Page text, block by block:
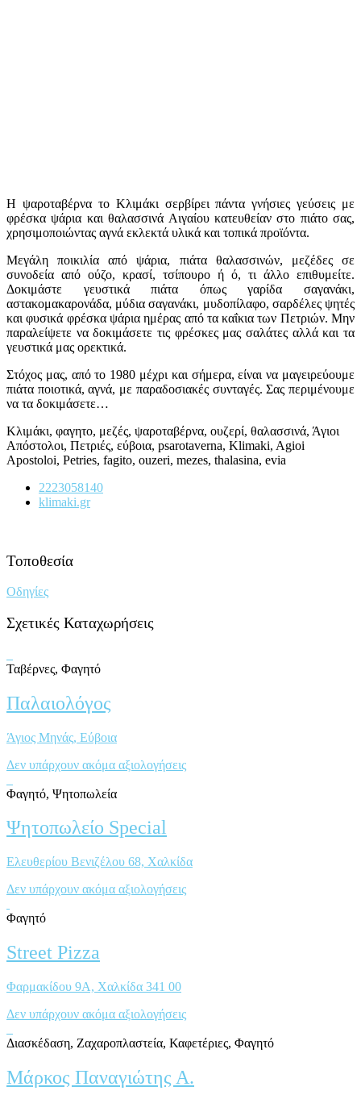
Η ψαροταβέρνα το Κλιμάκι σερβίρει πάντα γνήσιες γεύσεις με
φρέσκα ψάρια και θαλασσινά Αιγαίου κατευθείαν στο πιάτο σας,
χρησιμοποιώντας αγνά εκλεκτά υλικά και τοπικά προϊόντα.
Μεγάλη ποικιλία από ψάρια, πιάτα θαλασσινών, μεζέδες σε
συνοδεία από ούζο, κρασί, τσίπουρο ή ό, τι άλλο επιθυμείτε.
Δοκιμάστε γευστικά πιάτα όπως γαρίδα σαγανάκι,
αστακομακαρονάδα, μύδια σαγανάκι, μυδοπίλαφο, σαρδέλες ψητές
και φυσικά φρέσκα ψάρια ημέρας από τα καΐκια των Πετριών. Μην
παραλείψετε να δοκιμάσετε τις φρέσκες μας σαλάτες αλλά και τα
γευστικά μας ορεκτικά.
Στόχος μας, από το 1980 μέχρι και σήμερα, είναι να μαγειρεύουμε
πιάτα ποιοτικά, αγνά, με παραδοσιακές συνταγές. Σας περιμένουμε
να τα δοκιμάσετε…
Κλιμάκι, φαγητο, μεζές, ψαροταβέρνα, ουζερί, θαλασσινά, Άγιοι
Απόστολοι, Πετριές, εύβοια, psarotaverna, Klimaki, Agioi
Apostoloi, Petries, fagito, ouzeri, mezes, thalasina, evia
2223058140
klimaki.gr
Τοποθεσία
Οδηγίες
Σχετικές Καταχωρήσεις
Ταβέρνες, Φαγητό
Παλαιολόγος
Άγιος Μηνάς, Eύβοια
Δεν υπάρχουν ακόμα αξιολογήσεις
Φαγητό, Ψητοπωλεία
Ψητοπωλείο Special
Ελευθερίου Βενιζέλου 68, Xαλκίδα
Δεν υπάρχουν ακόμα αξιολογήσεις
Φαγητό
Street Pizza
Φαρμακίδου 9Α, Χαλκίδα 341 00
Δεν υπάρχουν ακόμα αξιολογήσεις
Διασκέδαση, Ζαχαροπλαστεία, Καφετέριες, Φαγητό
Μάρκος Παναγιώτης Α.